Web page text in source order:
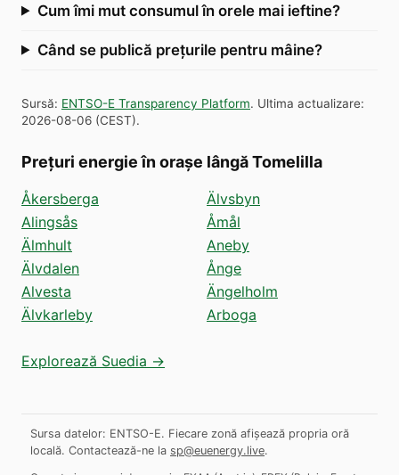
Cum îmi mut consumul în orele mai ieftine?
Când se publică prețurile pentru mâine?
Sursă: ENTSO-E Transparency Platform. Ultima actualizare:
2026-08-06 (CEST).
Prețuri energie în orașe lângă Tomelilla
Åkersberga
Alingsås
Älmhult
Älvdalen
Alvesta
Älvkarleby
Älvsbyn
Åmål
Aneby
Ånge
Ängelholm
Arboga
Explorează Suedia →
Sursa datelor: ENTSO-E. Fiecare zonă afișează propria oră
locală. Contactează-ne la sp@euenergy.live.